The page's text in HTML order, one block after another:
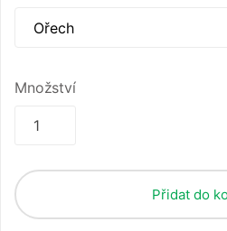
Množství
Přidat do